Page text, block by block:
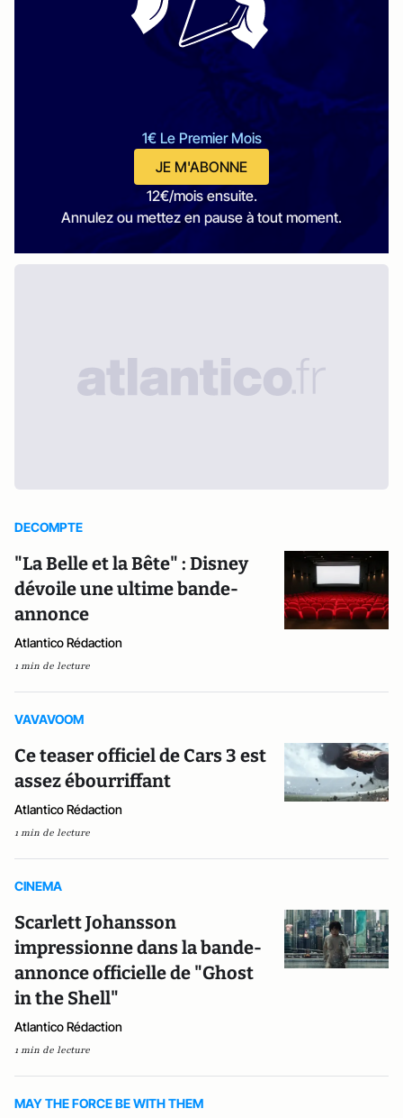
1€ Le Premier Mois
JE M'ABONNE
12€/mois ensuite.
Annulez ou mettez en pause à tout moment.
DECOMPTE
"La Belle et la Bête" : Disney
dévoile une ultime bande-
annonce
Atlantico Rédaction
1 min de lecture
VAVAVOOM
Ce teaser officiel de Cars 3 est
assez ébourriffant
Atlantico Rédaction
1 min de lecture
CINEMA
Scarlett Johansson
impressionne dans la bande-
annonce officielle de "Ghost
in the Shell"
Atlantico Rédaction
1 min de lecture
MAY THE FORCE BE WITH THEM